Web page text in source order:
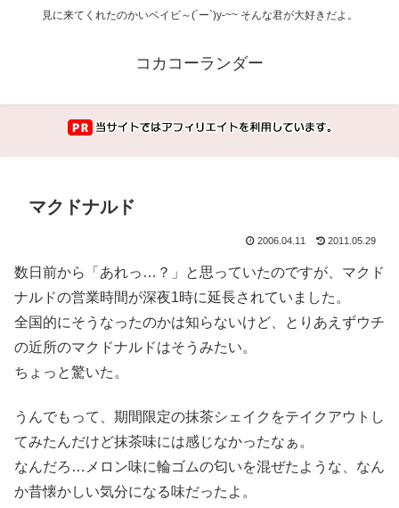
見に来てくれたのかいベイビ～(´ー`)y-~~ そんな君が大好きだよ。
コカコーランダー
マクドナルド
2006.04.11 2011.05.29
数日前から「あれっ…？」と思っていたのですが、マクド
ナルドの営業時間が深夜1時に延長されていました。
全国的にそうなったのかは知らないけど、とりあえずウチ
の近所のマクドナルドはそうみたい。
ちょっと驚いた。
うんでもって、期間限定の抹茶シェイクをテイクアウトし
てみたんだけど抹茶味には感じなかったなぁ。
なんだろ…メロン味に輪ゴムの匂いを混ぜたような、なん
か昔懐かしい気分になる味だったよ。